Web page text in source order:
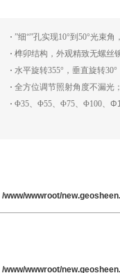
· ”细“”孔实现10°到50°光束角
· 榫卯结构，外观精致无螺丝
· 水平旋转355°，垂直旋转30°
· 全方位调节照射角度不漏光；
· Φ35、Φ55、Φ75、Φ100、
/www/wwwroot/
/www/wwwroot/